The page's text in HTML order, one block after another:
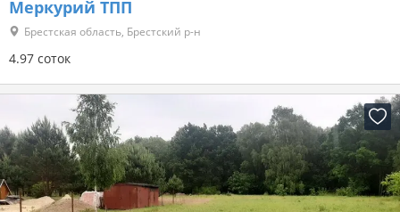
Меркурий ТПП
Брестская область, Брестский р-н
4.97 соток